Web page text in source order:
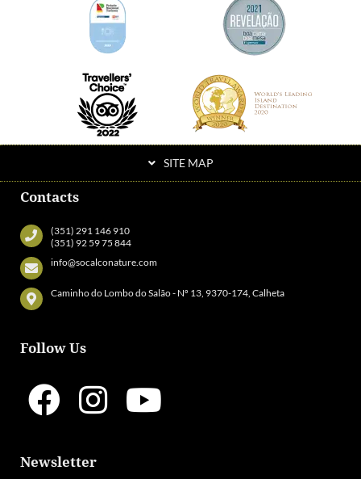
SITE MAP
Contacts
(351) 291 146 910
(351) 92 59 75 844
info@socalconature.com
Caminho do Lombo do Salão - Nº 13, 9370-174, Calheta
Follow Us
Newsletter